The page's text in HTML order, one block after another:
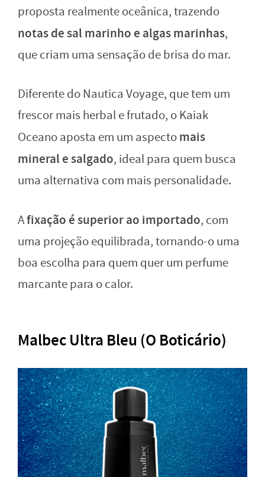
proposta realmente oceânica, trazendo
notas de sal marinho e algas marinhas,
que criam uma sensação de brisa do mar.
Diferente do Nautica Voyage, que tem um
frescor mais herbal e frutado, o Kaiak
Oceano aposta em um aspectomais
mineral e salgado, ideal para quem busca
uma alternativa com mais personalidade.
Afixação é superior ao importado, com
uma projeção equilibrada, tornando-o uma
boa escolha para quem quer um perfume
marcante para o calor.
Malbec Ultra Bleu (O Boticário)